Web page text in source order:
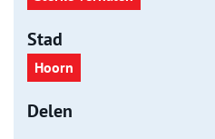
Stad
Hoorn
Delen